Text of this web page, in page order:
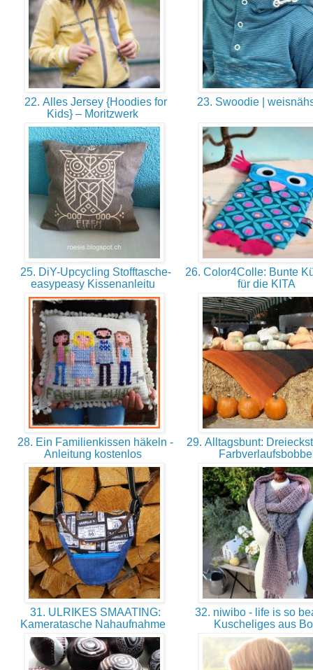
22. Alles Jersey {Hoodies for
Kids} – Moritzwerk
23. Swoodie |
25. DiY-Upcycling Stofftasche-
easypeasy Kissenanleitu
26. Color4Colle: Bunte
für die KITA
28. Ein Familienkissen häkeln -
Anleitung kostenlos
29. Alltagsbunt:
31. ULRIKES SMAATING:
Kameratasche Nahaufnahme
32. niwibo - life is so
Kuscheliges aus